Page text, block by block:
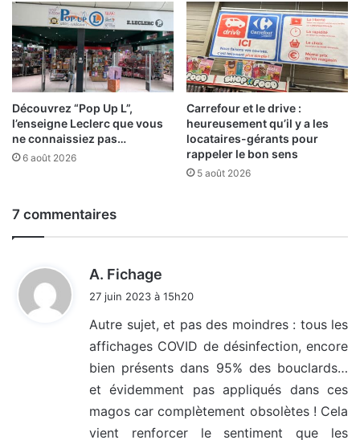
Découvrez “Pop Up L”,
l’enseigne Leclerc que vous
ne connaissiez pas…
6 août 2026
Carrefour et le drive :
heureusement qu’il y a les
locataires-gérants pour
rappeler le bon sens
5 août 2026
7 commentaires
A. Fichage
:
27 juin 2023 à 15h20
Autre sujet, et pas des moindres : tous les
affichages COVID de désinfection, encore
bien présents dans 95% des bouclards…
et évidemment pas appliqués dans ces
magos car complètement obsolètes ! Cela
vient renforcer le sentiment que les